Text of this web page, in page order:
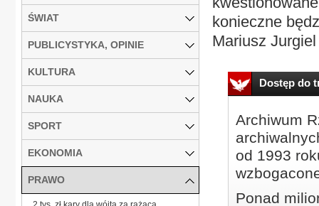
konieczne
Mariusz
Dostęp do
Archiwum
od 1993
Ponad
ŚWIAT
PUBLICYSTYKA, OPINIE
KULTURA
NAUKA
SPORT
EKONOMIA
PRAWO